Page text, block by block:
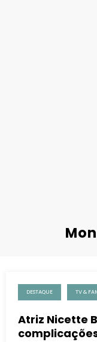
DESTAQUE TV &
Atriz Nicette